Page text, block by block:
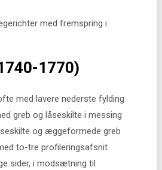
med fremspring i
1770)
med lavere nederste fylding
greb og låseskilte i messing
og æggeformede greb
to-tre profileringsafsnit
sider, i modsætning til